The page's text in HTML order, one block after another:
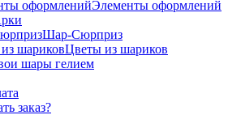
Элементы оформлений
Шар-Сюрприз
Цветы из шариков
шары гелием
заказ?